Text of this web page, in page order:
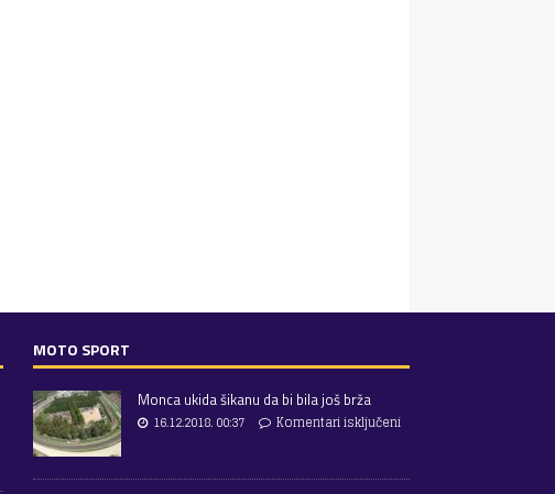
MOTO SPORT
Monca ukida šikanu da bi bila još brža
16.12.2018. 00:37
Komentari isključeni